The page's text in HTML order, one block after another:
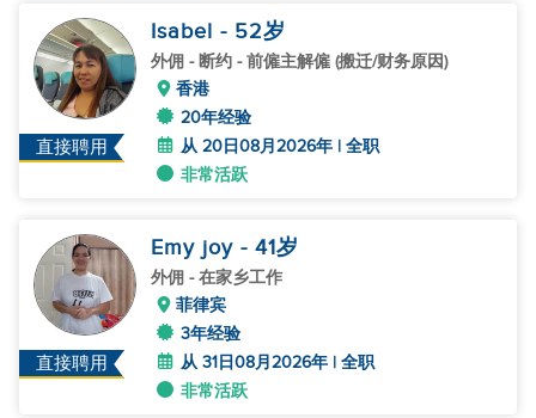
直接聘用
Isabel - 52岁
外佣 - 断约 - 前僱主解僱 (搬迁/财务原因)
香港
20年经验
从 20日08月2026年 | 全职
非常活跃
直接聘用
Emy joy - 41岁
外佣 - 在家乡工作
菲律宾
3年经验
从 31日08月2026年 | 全职
非常活跃